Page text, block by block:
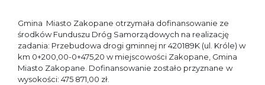
Gmina Miasto Zakopane otrzymała dofinansowanie ze
środkówFunduszu Dróg Samorządowych na realizację
zadania: Przebudowa drogi gminnej nr 420189K (ul. Króle) w
km 0+200,00-0+475,20 w miejscowości Zakopane, Gmina
Miasto Zakopane. Dofinansowanie zostało przyznane w
wysokości: 475 871,00 zł.